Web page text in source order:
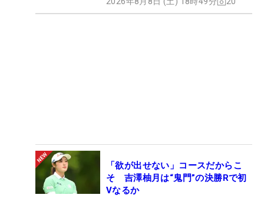
「欲が出せない」コースだからこ
そ 吉澤柚月は“鬼門”の決勝Rで初
Vなるか